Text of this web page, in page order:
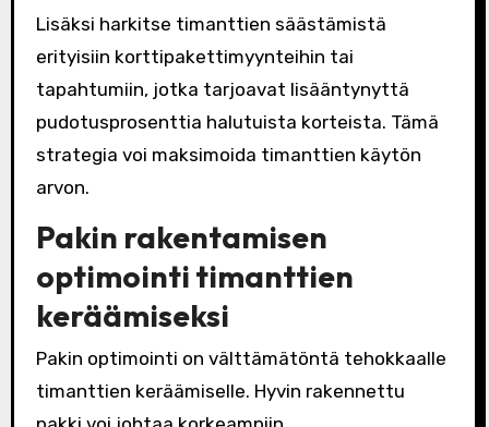
Lisäksi harkitse timanttien säästämistä
erityisiin korttipakettimyynteihin tai
tapahtumiin, jotka tarjoavat lisääntynyttä
pudotusprosenttia halutuista korteista. Tämä
strategia voi maksimoida timanttien käytön
arvon.
Pakin rakentamisen
optimointi timanttien
keräämiseksi
Pakin optimointi on välttämätöntä tehokkaalle
timanttien keräämiselle. Hyvin rakennettu